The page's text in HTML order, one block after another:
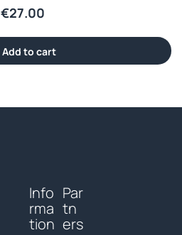
€27.00
Add to cart
Info
rma
tion
Par
tn
ers